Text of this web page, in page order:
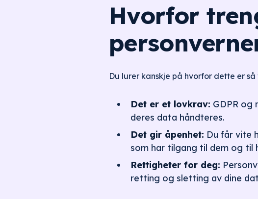
Hvorfor
Du lurer kanskje på hvorfor dette er
Det er et lovkrav: GDPR og
deres data håndteres.
Det gir åpenhet: Du får vite
som har tilgang til dem og til
Rettigheter for deg:
retting og sletting av dine